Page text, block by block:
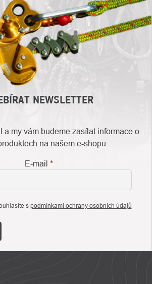
NEWSLETTER
a my vám budeme zasílat informace o
na našem e-shopu.
E-mail
s podmínkami ochrany osobních údajů